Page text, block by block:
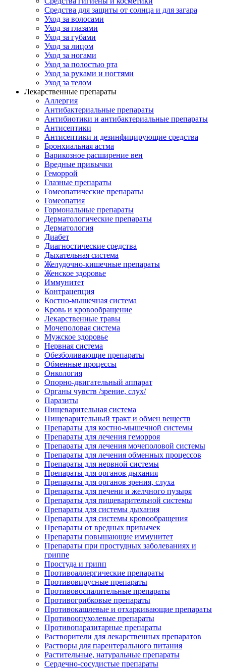
Средства для защиты от солнца и для загара
Уход за волосами
Уход за глазами
Уход за губами
Уход за лицом
Уход за ногами
Уход за полостью рта
Уход за руками и ногтями
Уход за телом
Лекарственные препараты
Аллергия
Антибактериальные препараты
Антибиотики и антибактериальные препараты
Антисептики
Антисептики и дезинфицирующие средства
Бронхиальная астма
Варикозное расширение вен
Вредные привычки
Геморрой
Глазные препараты
Гомеопатические препараты
Гомеопатия
Гормональные препараты
Дерматологические препараты
Дерматология
Диабет
Диагностические средства
Дыхательная система
Желудочно-кишечные препараты
Женское здоровье
Иммунитет
Контрацепция
Костно-мышечная система
Кровь и кровообращение
Лекарственные травы
Мочеполовая система
Мужское здоровье
Нервная система
Обезболивающие препараты
Обменные процессы
Онкология
Опорно-двигательный аппарат
Органы чувств /зрение, слух/
Паразиты
Пищеварительная система
Пищеварительный тракт и обмен веществ
Препараты для костно-мышечной системы
Препараты для лечения геморроя
Препараты для лечения мочеполовой системы
Препараты для лечения обменных процессов
Препараты для нервной системы
Препараты для органов дыхания
Препараты для органов зрения, слуха
Препараты для печени и желчного пузыря
Препараты для пищеварительной системы
Препараты для системы дыхания
Препараты для системы кровообращения
Препараты от вредных привычек
Препараты повышающие иммунитет
Препараты при простудных заболеваниях и
гриппе
Простуда и грипп
Противоаллергические препараты
Противовирусные препараты
Противовоспалительные препараты
Противогрибковые препараты
Противокашлевые и отхаркивающие препараты
Противоопухолевые препараты
Противопаразитарные препараты
Растворители для лекарственных препаратов
Растворы для парентерального питания
Растительные, натуральные препараты
Сердечно-сосудистые препараты